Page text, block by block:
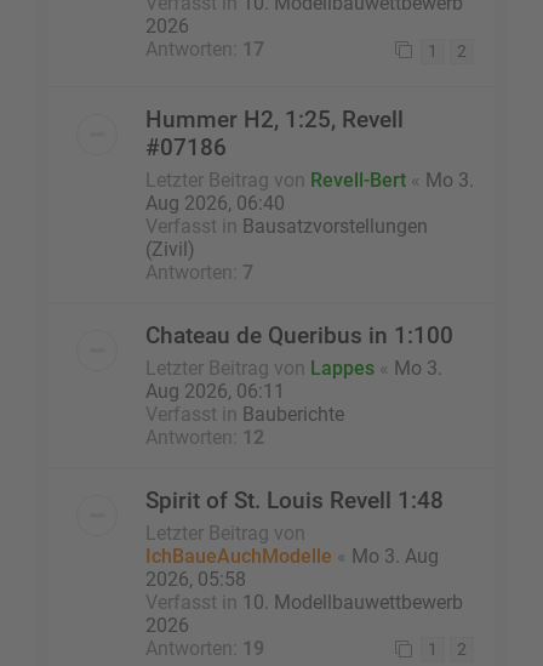
2026
Antworten:
17 1 2
Hummer H2, 1:25, Revell
#07186
Letzter Beitrag von Revell-Bert « Mo 3.
Aug 2026, 06:40
Verfasst in Bausatzvorstellungen
(Zivil)
Antworten: 7
Chateau de Queribus in 1:100
Letzter Beitrag von Lappes « Mo 3.
Aug 2026, 06:11
Verfasst in Bauberichte
Antworten:
12
Spirit of St. Louis Revell 1:48
Letzter Beitrag von
IchBaueAuchModelle « Mo 3. Aug
2026, 05:58
Verfasst in 10. Modellbauwettbewerb
2026
Antworten:
19 1 2